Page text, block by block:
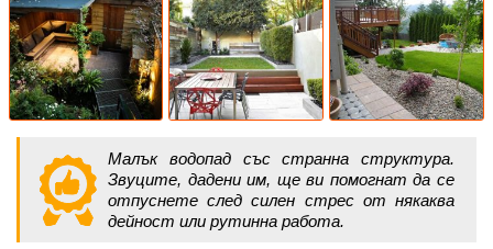
Малък водопад със странна структура.
Звуците, дадени им, ще ви помогнат да се
отпуснете след силен стрес от някаква
дейност или рутинна работа.